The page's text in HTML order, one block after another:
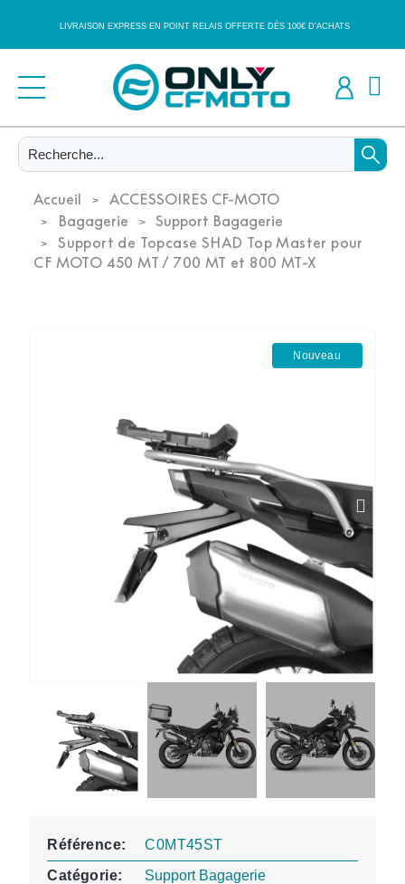
LIVRAISON EXPRESS EN POINT RELAIS OFFERTE DÈS 100€ D'ACHATS
Accueil
ACCESSOIRES CF-MOTO
Bagagerie
Support Bagagerie
Support de Topcase SHAD Top Master pour
CF MOTO 450 MT / 700 MT et 800 MT-X
Nouveau
Référence
C0MT45ST
Catégorie
Support Bagagerie